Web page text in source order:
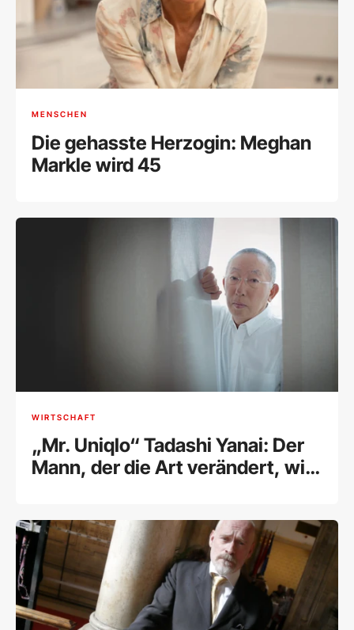
MENSCHEN
Die gehasste Herzogin: Meghan
Markle wird 45
WIRTSCHAFT
„Mr. Uniqlo“ Tadashi Yanai: Der
Mann, der die Art verändert, wie